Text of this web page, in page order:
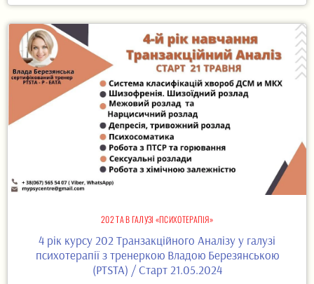
202 ТА В ГАЛУЗІ «ПСИХОТЕРАПІЯ»
4 рік курсу 202 Транзакційного Аналізу у галузі
психотерапії з тренеркою Владою Березянською
(PTSTA) / Старт 21.05.2024